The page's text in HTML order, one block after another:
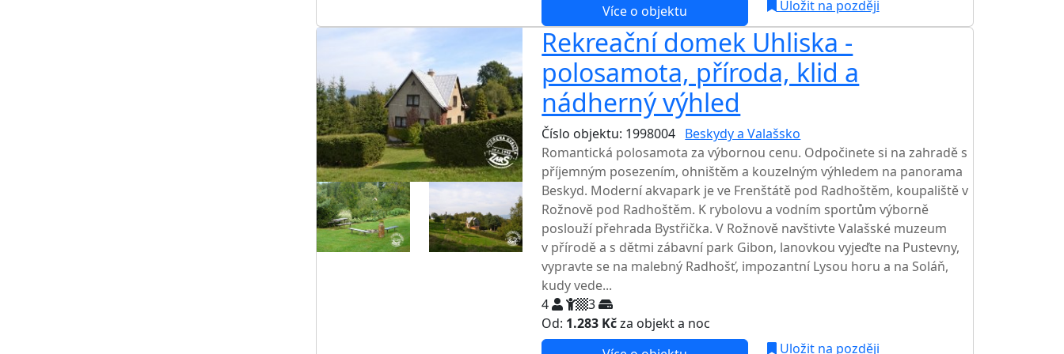
Více o objektu Uložit na později
Rekreační domek Uhliska -
polosamota, příroda, klid a
nádherný výhled
Číslo objektu: 1998004 Beskydy a Valašsko
Romantická polosamota za výbornou cenu. Odpočinete si na zahradě s
příjemným posezením, ohništěm a kouzelným výhledem na panorama
Beskyd. Moderní akvapark je ve Frenštátě pod Radhoštěm, koupaliště v
Rožnově pod Radhoštěm. K rybolovu a vodním sportům výborně
poslouží přehrada Bystřička. V Rožnově navštivte Valašské muzeum
v přírodě a s dětmi zábavní park Gibon, lanovkou vyjeďte na Pustevny,
vypravte se na malebný Radhošť, impozantní Lysou horu a na Soláň,
kudy vede...
4
3
Od: 1.283 Kčza objekt a noc
Uložit na později